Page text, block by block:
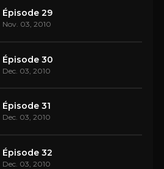
Épisode 29
Nov. 03, 2010
Épisode 30
Dec. 03, 2010
Épisode 31
Dec. 03, 2010
Épisode 32
Dec. 03, 2010